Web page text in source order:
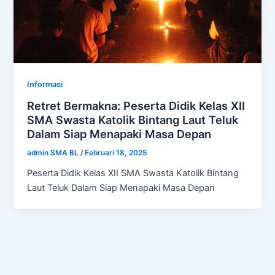
Informasi
Retret Bermakna: Peserta Didik Kelas XII
SMA Swasta Katolik Bintang Laut Teluk
Dalam Siap Menapaki Masa Depan
admin SMA BL /Februari 18, 2025
Peserta Didik Kelas XII SMA Swasta Katolik Bintang
Laut Teluk Dalam Siap Menapaki Masa Depan